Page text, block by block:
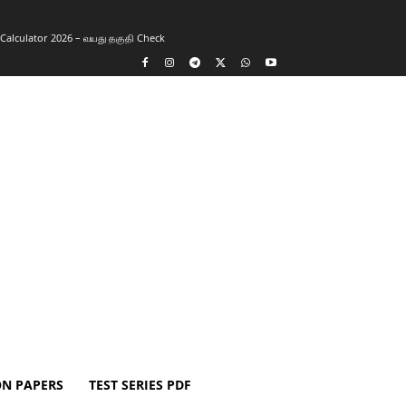
2026 – வயது தகுதி Check
PAPERS TEST SERIES PDF